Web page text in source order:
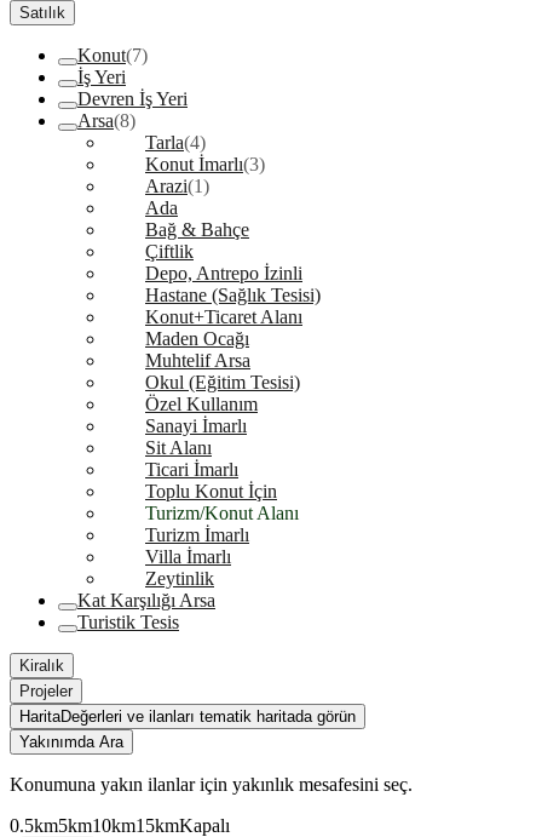
Satılık
Konut(7)
İş Yeri
Devren İş Yeri
Arsa(8)
Tarla(4)
Konut İmarlı(3)
Arazi(1)
Ada
Bağ & Bahçe
Çiftlik
Depo, Antrepo İzinli
Hastane (Sağlık Tesisi)
Konut+Ticaret Alanı
Maden Ocağı
Muhtelif Arsa
Okul (Eğitim Tesisi)
Özel Kullanım
Sanayi İmarlı
Sit Alanı
Ticari İmarlı
Toplu Konut İçin
Turizm/Konut Alanı
Turizm İmarlı
Villa İmarlı
Zeytinlik
Kat Karşılığı Arsa
Turistik Tesis
Kiralık
Projeler
HaritaDeğerleri ve ilanları tematik haritada görün
Yakınımda Ara
Konumuna yakın ilanlar için yakınlık mesafesini seç.
0.5km5km10km15kmKapalı